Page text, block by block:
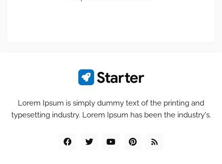
Lorem Ipsum is simply dummy text of the printing and
typesetting industry. Lorem Ipsum has been the industry's.